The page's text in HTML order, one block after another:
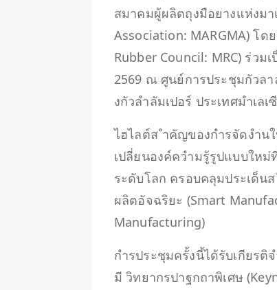
สมาคมผู้ผลิตถุงมือยางแห่งมา
Association: MARGMA) โด
Rubber Council: MRC) ร่ว
2569 ณ ศูนย์การประชุมกัวลา
งกัวลำลัมเปอร์ ประเทศมำเลเ
ไฮไลต์ส ำคัญของกำรจัดงำนใ
เปลี่ยนองค์ควำมรู้รูปแบบให
ระดับโลก ครอบคลุมประเด็น
ผลิตอัจฉริยะ (Smart
Manufacturing)
กำรประชุมครั้งนี้ได้รับเกียรติ
มี วิทยากรปาฐกถาพิเศษ